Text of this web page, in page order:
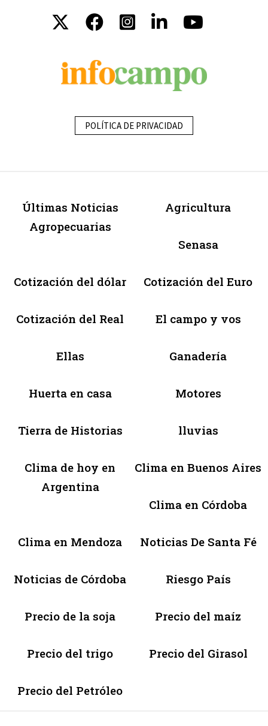
POLÍTICA DE PRIVACIDAD
Últimas Noticias
Agropecuarias
Agricultura
Senasa
Cotización del dólar Cotización del Euro
Cotización del Real El campo y vos
Ellas Ganadería
Huerta en casa Motores
Tierra de Historias lluvias
Clima de hoy en
Argentina
Clima en Buenos Aires
Clima en Córdoba
Clima en Mendoza Noticias De Santa Fé
Noticias de Córdoba Riesgo País
Precio de la soja Precio del maíz
Precio del trigo Precio del Girasol
Precio del Petróleo